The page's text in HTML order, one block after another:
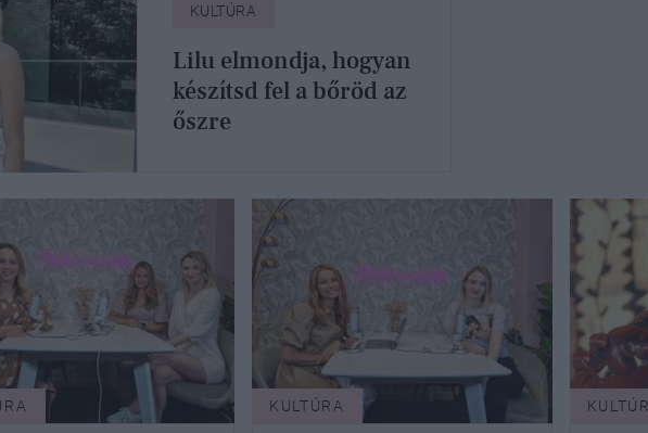
KULTÚRA
Lilu elmondja, hogyan
készítsd fel a bőröd az
őszre
KULTÚRA